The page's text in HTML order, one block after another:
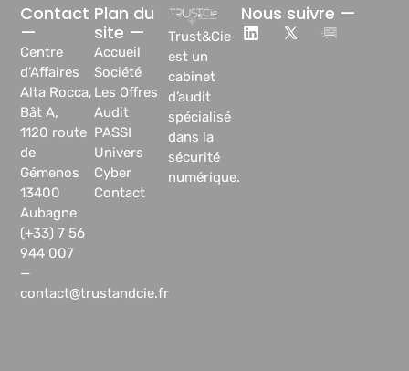
Trust&Cie
est un
cabinet
d’audit
spécialisé
dans la
sécurité
numérique.
Plan du
site —
Accueil
Société
Les Offres
Audit
PASSI
Univers
Cyber
Contact
Contact
—
Centre
d’Affaires
Alta Rocca,
Bât A,
1120 route
de
Gémenos
13400
Aubagne
(+33) 7 56
944 007
—
contact@trustandcie.fr
Nous suivre —